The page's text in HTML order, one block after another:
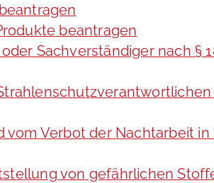
beantragen
Sachverständiger nach §
Verbot der Nachtarbeit in
von gefährlichen